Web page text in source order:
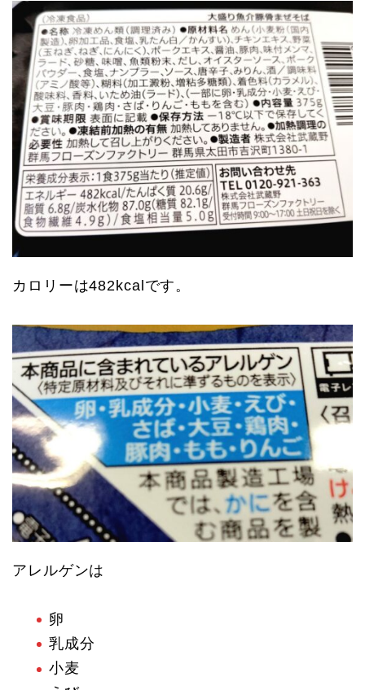
カロリーは482kcalです。
アレルゲンは
卵
乳成分
小麦